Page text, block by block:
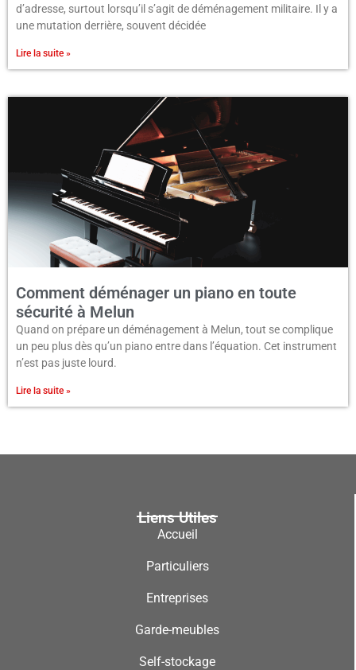
d’adresse, surtout lorsqu’il s’agit de déménagement militaire. Il y a
une mutation derrière, souvent décidée
Lire la suite »
Comment déménager un piano en toute
sécurité à Melun
Quand on prépare un déménagement à Melun, tout se complique
un peu plus dès qu’un piano entre dans l’équation. Cet instrument
n’est pas juste lourd.
Lire la suite »
Liens Utiles
Accueil
Particuliers
Entreprises
Garde-meubles
Self-stockage